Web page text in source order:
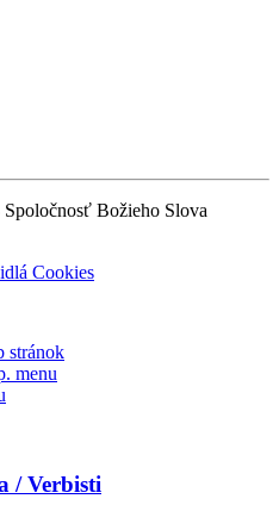
Božieho Slova
Cookies
stránok
menu
/ Verbisti